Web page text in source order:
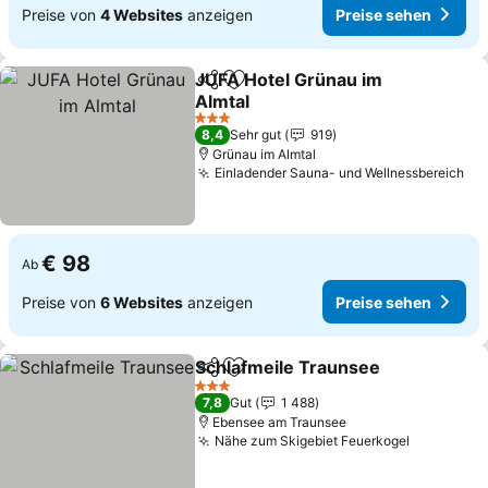
Preise von 4 Websites anzeigen Preise sehen
TeilenZu Favoriten hinzufügen
JUFA Hotel Grünau im
Almtal
Preise sehen
3 Sterne
8,4 Sehr gut
919
Grünau im Almtal
Einladender Sauna- und Wellnessbereich
Ab € 98
Preise von 6 Websites anzeigen Preise sehen
TeilenZu Favoriten hinzufügen
Schlafmeile Traunsee
3 Sterne
7,8 Gut
1 488
Ebensee am Traunsee
Nähe zum Skigebiet Feuerkogel